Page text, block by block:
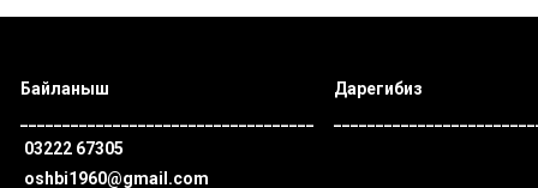
Байланыш
03222 67305
oshbi1960@gmail.com
Дарегибиз